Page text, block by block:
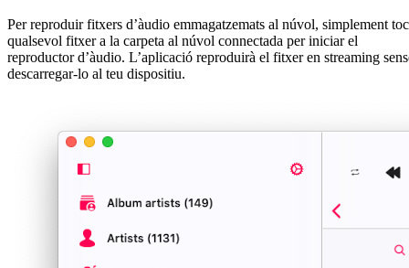
Per reproduir fitxers d’àudio emmagatzemats al núvol, simplement
qualsevol fitxer a la carpeta al núvol connectada per iniciar el
reproductor d’àudio. L’aplicació reproduirà el fitxer en streaming
descarregar-lo al teu dispositiu.